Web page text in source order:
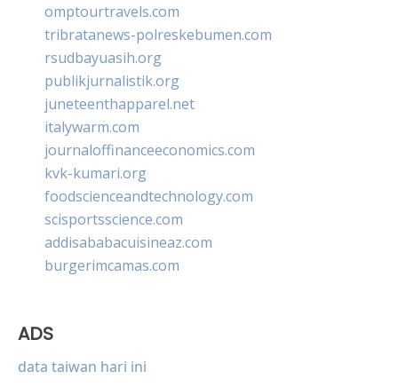
omptourtravels.com
tribratanews-polreskebumen.com
rsudbayuasih.org
publikjurnalistik.org
juneteenthapparel.net
italywarm.com
journaloffinanceeconomics.com
kvk-kumari.org
foodscienceandtechnology.com
scisportsscience.com
addisababacuisineaz.com
burgerimcamas.com
ADS
data taiwan hari ini